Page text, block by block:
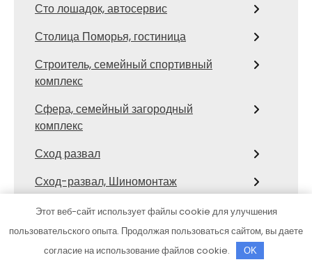
Сто лошадок, автосервис
Столица Поморья, гостиница
Строитель, семейный спортивный
комплекс
Сфера, семейный загородный
комплекс
Сход развал
Сход-развал, Шиномонтаж
Сывлах, Баня №3
Темерницкий, развлекательный
комплекс
Этот веб-сайт использует файлы cookie для улучшения
пользовательского опыта. Продолжая пользоваться сайтом, вы даете
согласие на использование файлов cookie.
OK